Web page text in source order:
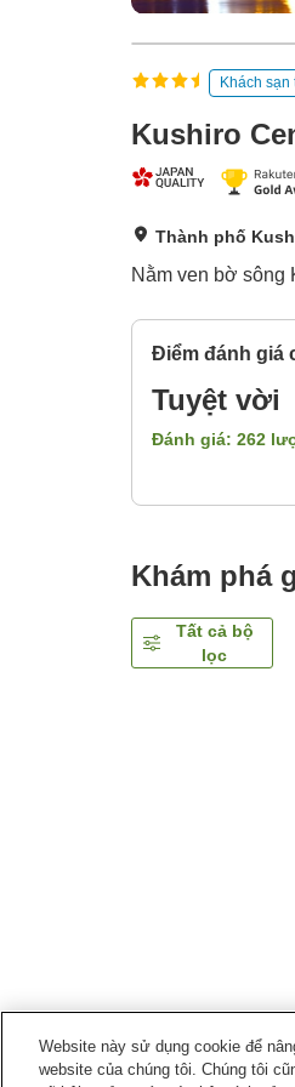
Khách sạn
Kushiro
Thành phố
Nằm ven bờ sông
Điểm đánh giá
Tuyệt vời
Đánh giá: 262
Khám phá
Tất cả bộ
lọc
Website này sử dụng cookie để
website của chúng tôi. Chúng tôi